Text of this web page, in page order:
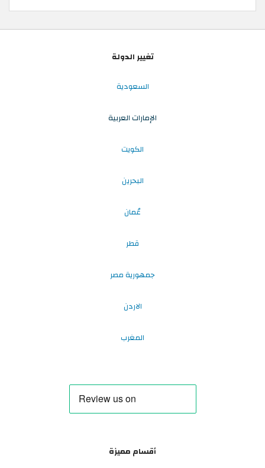
تغيير الدولة
السعودية
الإمارات العربية
الكويت
البحرين
عُمان
قطر
جمهورية مصر
الاردن
المغرب
أقسام مميزة